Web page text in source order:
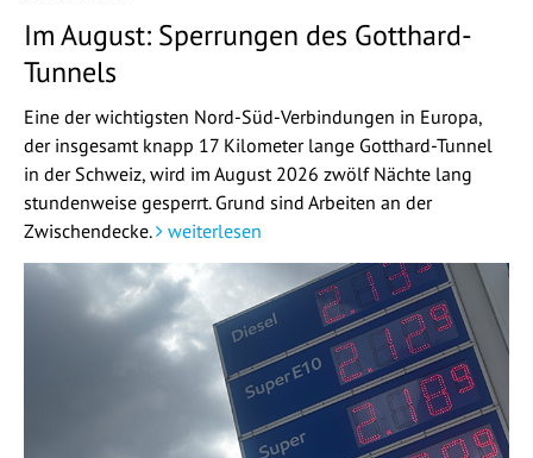
Im August: Sperrungen des Gotthard-
Tunnels
Eine der wichtigsten Nord-Süd-Verbindungen in Europa,
der insgesamt knapp 17 Kilometer lange Gotthard-Tunnel
in der Schweiz, wird im August 2026 zwölf Nächte lang
stundenweise gesperrt. Grund sind Arbeiten an der
Zwischendecke.
weiterlesen